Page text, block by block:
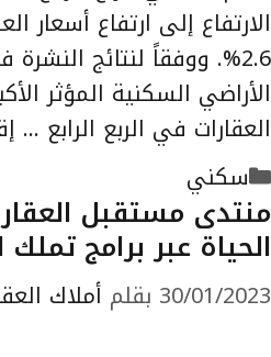
الارتفاع إلى ارتفاع أسعار
2.6%. ووفقاً لنتائج
الأراضي السكنية المؤثر
العقارات في الربع الرابع …
التصنيفات
سكني
منتدى مستقبل
الحياة عبر برامج
30/01/2023 بقلم أملاك